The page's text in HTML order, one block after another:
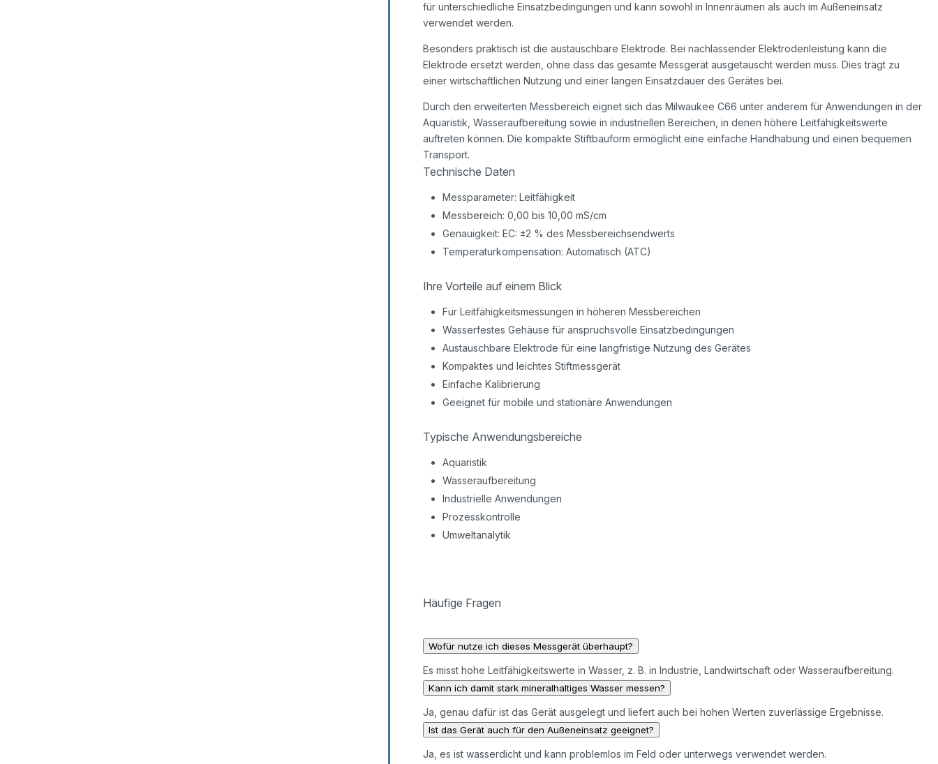
für unterschiedliche Einsatzbedingungen und kann sowohl in Innenräumen als auch im Außeneinsatz
verwendet werden.
Besonders praktisch ist die austauschbare Elektrode. Bei nachlassender Elektrodenleistung kann die
Elektrode ersetzt werden, ohne dass das gesamte Messgerät ausgetauscht werden muss. Dies trägt zu
einer wirtschaftlichen Nutzung und einer langen Einsatzdauer des Gerätes bei.
Durch den erweiterten Messbereich eignet sich das Milwaukee C66 unter anderem für Anwendungen in der
Aquaristik, Wasseraufbereitung sowie in industriellen Bereichen, in denen höhere Leitfähigkeitswerte
auftreten können. Die kompakte Stiftbauform ermöglicht eine einfache Handhabung und einen bequemen
Transport.
Technische Daten
Messparameter: Leitfähigkeit
Messbereich: 0,00 bis 10,00 mS/cm
Genauigkeit: EC: ±2 % des Messbereichsendwerts
Temperaturkompensation: Automatisch (ATC)
Ihre Vorteile auf einem Blick
Für Leitfähigkeitsmessungen in höheren Messbereichen
Wasserfestes Gehäuse für anspruchsvolle Einsatzbedingungen
Austauschbare Elektrode für eine langfristige Nutzung des Gerätes
Kompaktes und leichtes Stiftmessgerät
Einfache Kalibrierung
Geeignet für mobile und stationäre Anwendungen
Typische Anwendungsbereiche
Aquaristik
Wasseraufbereitung
Industrielle Anwendungen
Prozesskontrolle
Umweltanalytik
Häufige Fragen
Wofür nutze ich dieses Messgerät überhaupt?
Es misst hohe Leitfähigkeitswerte in Wasser, z. B. in Industrie, Landwirtschaft oder Wasseraufbereitung.
Kann ich damit stark mineralhaltiges Wasser messen?
Ja, genau dafür ist das Gerät ausgelegt und liefert auch bei hohen Werten zuverlässige Ergebnisse.
Ist das Gerät auch für den Außeneinsatz geeignet?
Ja, es ist wasserdicht und kann problemlos im Feld oder unterwegs verwendet werden.